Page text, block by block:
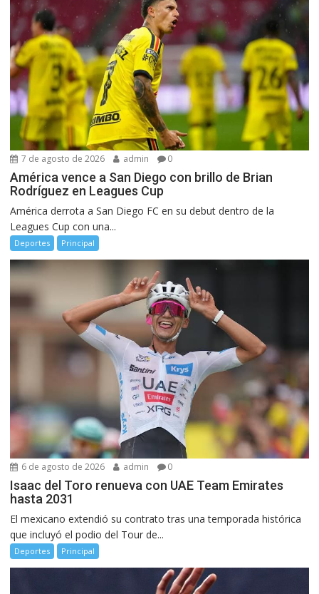
7 de agosto de 2026 admin 0
América vence a San Diego con brillo de Brian
Rodríguez en Leagues Cup
América derrota a San Diego FC en su debut dentro de la
Leagues Cup con una...
Deportes Principal
6 de agosto de 2026 admin 0
Isaac del Toro renueva con UAE Team Emirates
hasta 2031
El mexicano extendió su contrato tras una temporada histórica
que incluyó el podio del Tour de...
Deportes Principal